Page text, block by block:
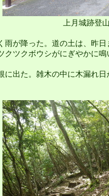
上月城跡登
が降った。道の土は、昨日
クツクボウシがにぎやかに
出た。雑木の中に木漏れ